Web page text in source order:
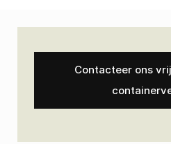
Contacteer ons